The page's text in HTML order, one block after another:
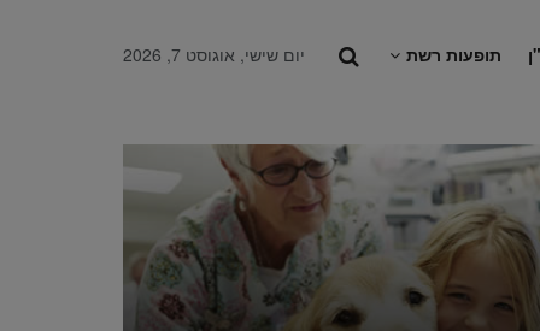
תופעות רשת יום שישי, אוגוסט 7, 2026